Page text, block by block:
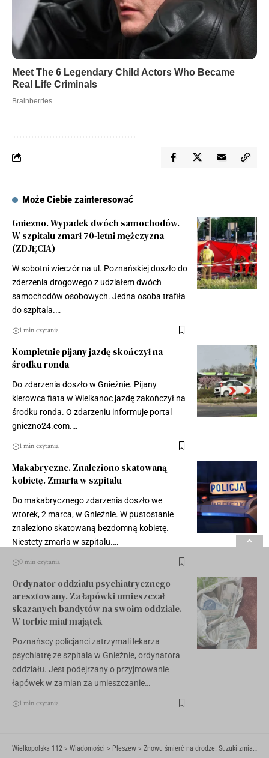
Może Ciebie zainteresować
Gniezno. Wypadek dwóch samochodów.
W szpitalu zmarł 70-letni mężczyzna
(ZDJĘCIA)
W sobotni wieczór na ul. Poznańskiej doszło do
zderzenia drogowego z udziałem dwóch
samochodów osobowych. Jedna osoba trafiła
do szpitala.…
1 min czytania
Kompletnie pijany jazdę skończył na
środku ronda
Do zdarzenia doszło w Gnieźnie. Pijany
kierowca fiata w Wielkanoc jazdę zakończył na
środku ronda. O zdarzeniu informuje portal
gniezno24.com.…
1 min czytania
Makabryczne. Znaleziono skatowaną
kobietę. Zmarła w szpitalu
Do makabrycznego zdarzenia doszło we
wtorek, 2 marca, w Gnieźnie. W pustostanie
znaleziono skatowaną bezdomną kobietę.
Niestety zmarła w szpitalu.…
0 min czytania
Ordynator oddziału psychiatrycznego
aresztowany. Za łapówki umieszczał
skazanych bandytów na swoim oddziale.
W torbie miał majątek
Poznańscy policjanci zatrzymali lekarza
psychiatrę ze szpitala w Gnieźnie, ordynatora
oddziału. Jest podejrzany o przyjmowanie
łapówek w zamian za umieszczanie…
1 min czytania
Wielkopolska 112 > Wiadomości > Pleszew > Znowu śmierć na drodze. Suzuki zmiażdżone przez ciężarówkę. Kierowca zginął